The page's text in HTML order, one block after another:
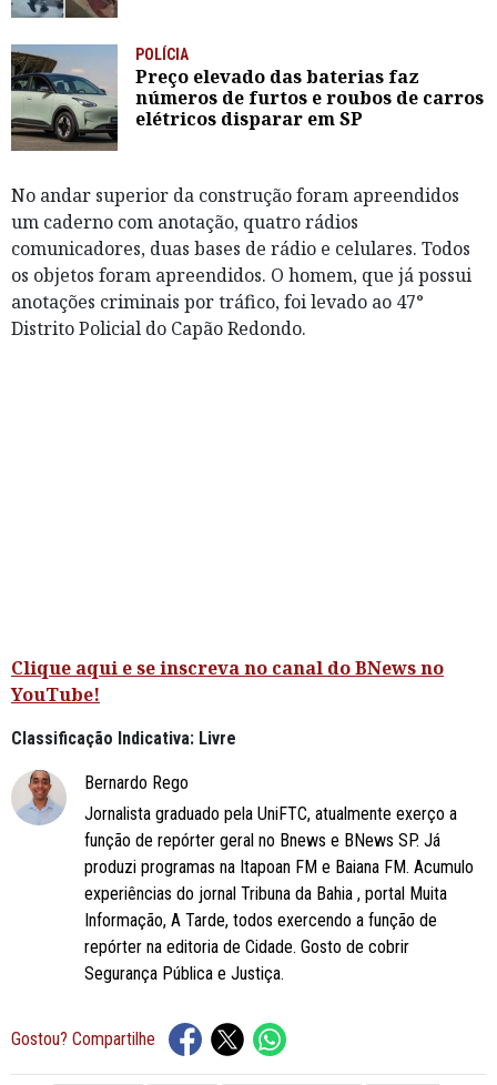
POLÍCIA
Preço elevado das baterias faz
números de furtos e roubos de carros
elétricos disparar em SP
No andar superior da construção foram apreendidos
um caderno com anotação, quatro rádios
comunicadores, duas bases de rádio e celulares. Todos
os objetos foram apreendidos. O homem, que já possui
anotações criminais por tráfico, foi levado ao 47°
Distrito Policial do Capão Redondo.
Clique aqui e se inscreva no canal do BNews no
YouTube!
Classificação Indicativa: Livre
Bernardo Rego
Jornalista graduado pela UniFTC, atualmente exerço a
função de repórter geral no Bnews e BNews SP. Já
produzi programas na Itapoan FM e Baiana FM. Acumulo
experiências do jornal Tribuna da Bahia , portal Muita
Informação, A Tarde, todos exercendo a função de
repórter na editoria de Cidade. Gosto de cobrir
Segurança Pública e Justiça.
Gostou? Compartilhe